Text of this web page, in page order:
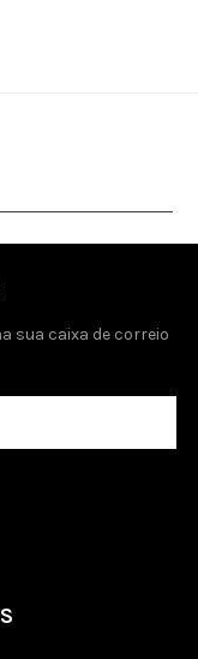
sua caixa de correio